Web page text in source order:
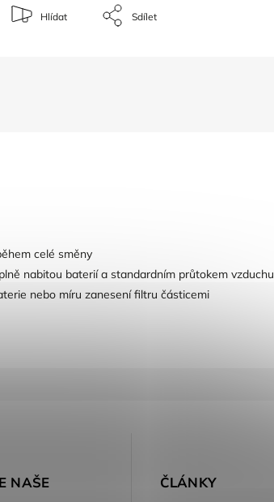
Hlídat Sdílet
celé směny
nabitou baterií a standardním průtokem vzduchu
nebo míru zanesení filtru částicemi
NAŠE
ČLÁNKY